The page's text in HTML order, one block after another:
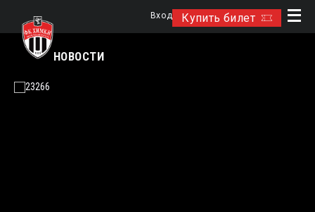
Купить билет
Вход
НОВОСТИ